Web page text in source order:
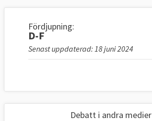
Fördjupning:
D-F
Senast uppdaterad: 18 juni 2024
Debatt i andra medier